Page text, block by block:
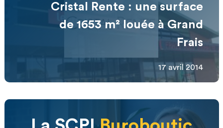
Cristal Rente : une surface
de 1653 m² louée à Grand
Frais
17 avril 2014